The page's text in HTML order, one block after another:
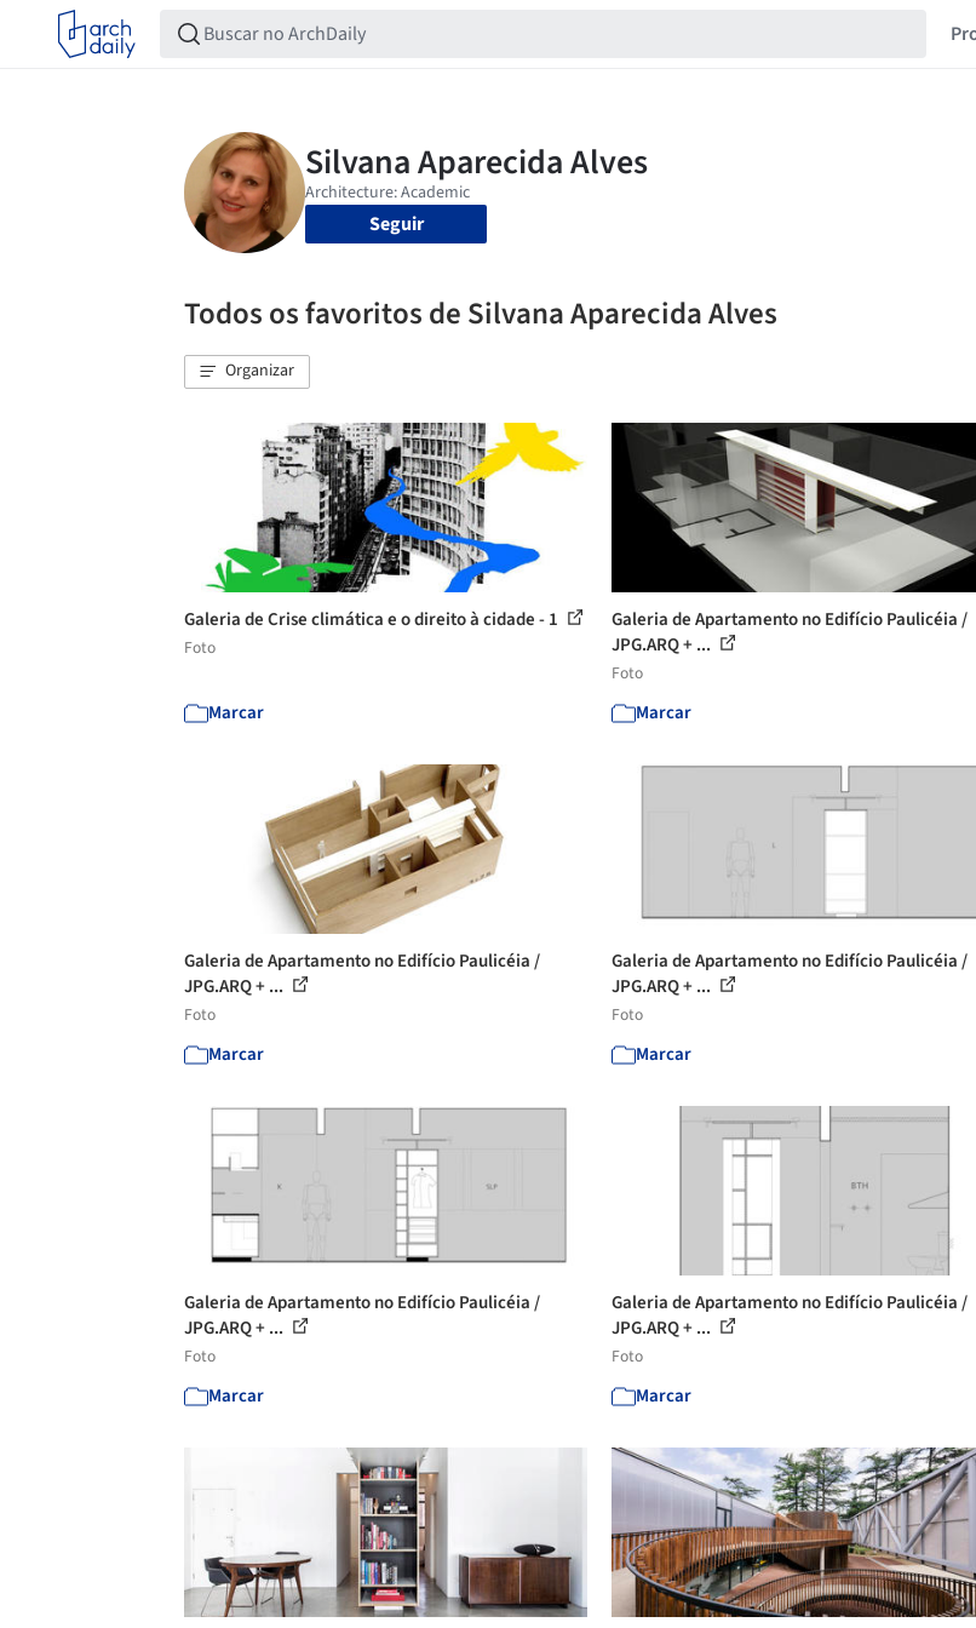
Seguir
Todos os favoritos de Silvana Aparecida Alves
Organizar
Galeria de Crise climática e o direito à cidade - 1
Foto
Marcar
Galeria de Apartamento no Edifício Paulicéia /
JPG.ARQ + ...
Foto
Marcar
Galeria de Apartamento no Edifício Paulicéia /
JPG.ARQ + ...
Foto
Marcar
Galeria de Apartamento no Edifício Paulicéia /
JPG.ARQ + ...
Foto
Marcar
Galeria de Apartamento no Edifício Paulicéia /
JPG.ARQ + ...
Foto
Marcar
Galeria de Apartamento no Edifício Paulicéia /
JPG.ARQ + ...
Foto
Marcar